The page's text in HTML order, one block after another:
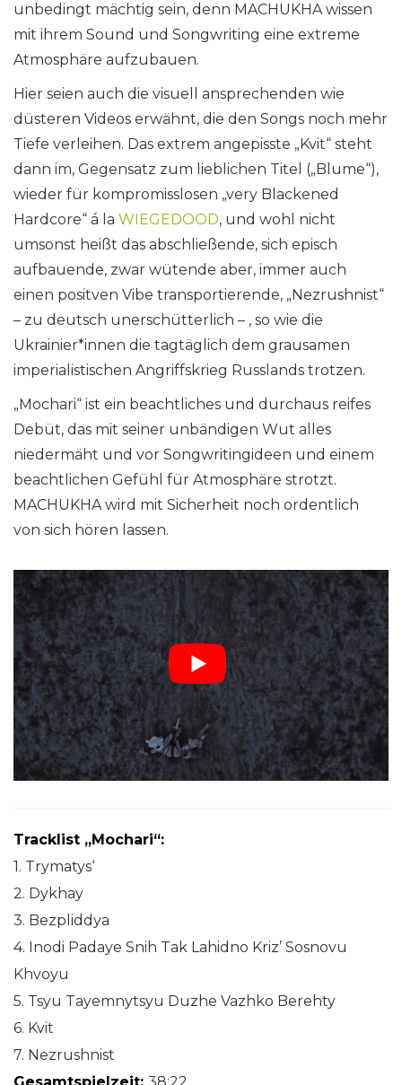
unbedingt mächtig sein, denn MACHUKHA wissen
mit ihrem Sound und Songwriting eine extreme
Atmosphäre aufzubauen.
Hier seien auch die visuell ansprechenden wie
düsteren Videos erwähnt, die den Songs noch mehr
Tiefe verleihen. Das extrem angepisste „Kvit“ steht
dann im, Gegensatz zum lieblichen Titel („Blume“),
wieder für kompromisslosen „very Blackened
Hardcore“ á la WIEGEDOOD, und wohl nicht
umsonst heißt das abschließende, sich episch
aufbauende, zwar wütende aber, immer auch
einen positven Vibe transportierende, „Nezrushnist“
– zu deutsch unerschütterlich – , so wie die
Ukrainier*innen die tagtäglich dem grausamen
imperialistischen Angriffskrieg Russlands trotzen.
„Mochari“ ist ein beachtliches und durchaus reifes
Debüt, das mit seiner unbändigen Wut alles
niedermäht und vor Songwritingideen und einem
beachtlichen Gefühl für Atmosphäre strotzt.
MACHUKHA wird mit Sicherheit noch ordentlich
von sich hören lassen.
Tracklist „Mochari“:
1. Trymatys‘
2. Dykhay
3. Bezpliddya
4. Inodi Padaye Snih Tak Lahidno Kriz’ Sosnovu
Khvoyu
5. Tsyu Tayemnytsyu Duzhe Vazhko Berehty
6. Kvit
7. Nezrushnist